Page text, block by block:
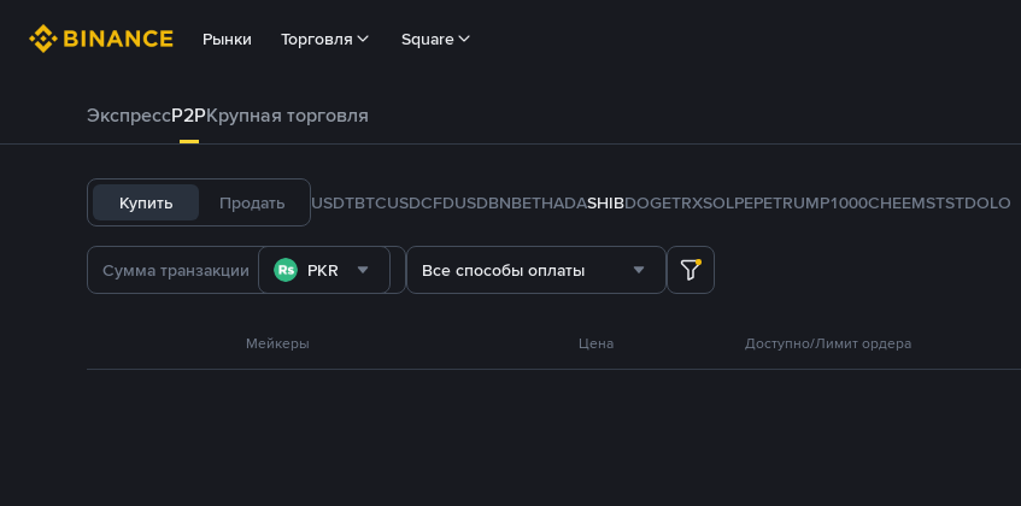
Рынки Торговля Square
ЭкспрессP2PКрупная торговля
Купить Продать USDTBTCUSDCFDUSDBNBETHADASHIBDOGETRXSOLPEPETRUMP1000CHEEMSTSTDOLO
PKR Все способы оплаты
Мейкеры Цена Доступно/Лимит ордера